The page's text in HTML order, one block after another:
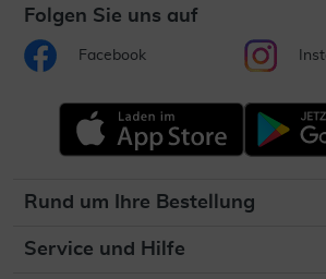
Folgen Sie uns auf
Facebook
Rund um Ihre Bestellung
Service und Hilfe